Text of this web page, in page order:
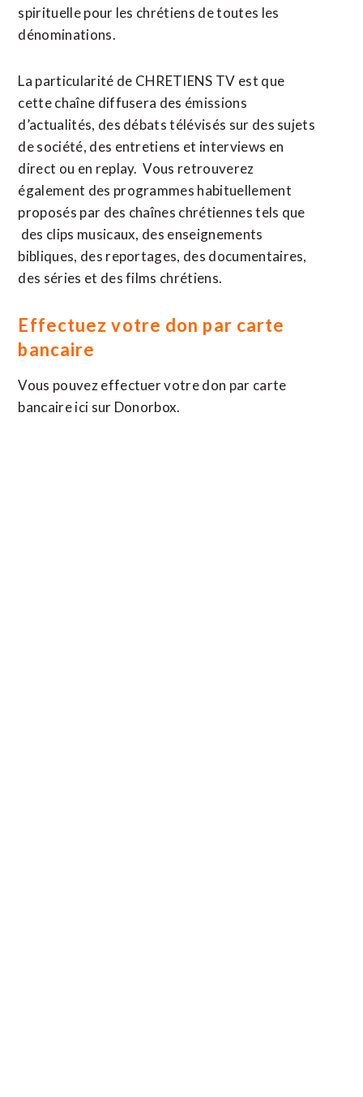
spirituelle pour les chrétiens de toutes les
dénominations.
La particularité de CHRETIENS TV est que
cette chaîne diffusera des émissions
d’actualités, des débats télévisés sur des sujets
de société, des entretiens et interviews en
direct ou en replay. Vous retrouverez
également des programmes habituellement
proposés par des chaînes chrétiennes tels que
des clips musicaux, des enseignements
bibliques, des reportages, des documentaires,
des séries et des films chrétiens.
Effectuez votre don par carte
bancaire
Vous pouvez effectuer votre don par carte
bancaire ici sur Donorbox.